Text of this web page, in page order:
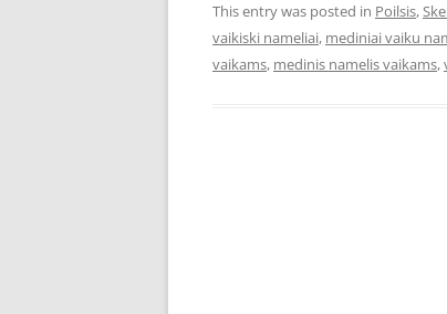
This entry was posted in Poilsis,
vaikiski nameliai, mediniai vaiku
vaikams, medinis namelis vaikams,